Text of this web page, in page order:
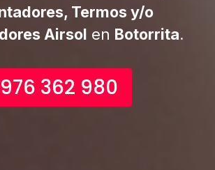
Termos y/o
Airsol en Botorrita.
976 362 980